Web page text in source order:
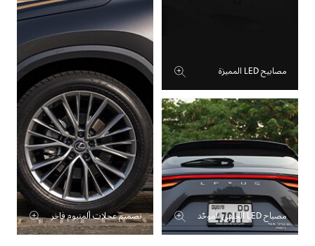
مصابيح LED المميزة
مصباح LED الخلفي الموحّد تصميم عجلات ألمنيوم فاخر